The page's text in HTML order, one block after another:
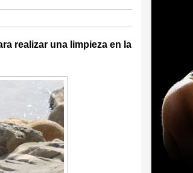
realizar una limpieza en la